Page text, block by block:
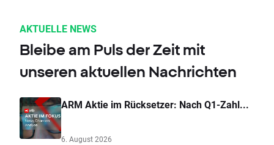
AKTUELLE NEWS
Bleibe am Puls der Zeit mit
unseren aktuellen Nachrichten
ARM Aktie im Rücksetzer: Nach Q1-Zahl...
6. August 2026